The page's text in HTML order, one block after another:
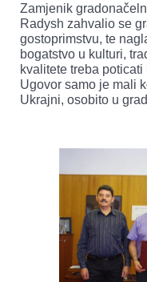
Zamjenik
Radysh zahvalio se
gostoprimstvu, te
bogatstvo u kulturi,
kvalitete treba
Ugovor samo je mali
Ukrajni, osobito u